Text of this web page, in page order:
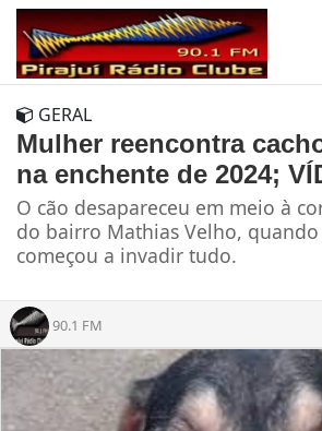
GERAL
Mulher reencontra
na enchente de 2024;
O cão desapareceu em meio à
do bairro Mathias Velho,
começou a invadir tudo.
90.1 FM